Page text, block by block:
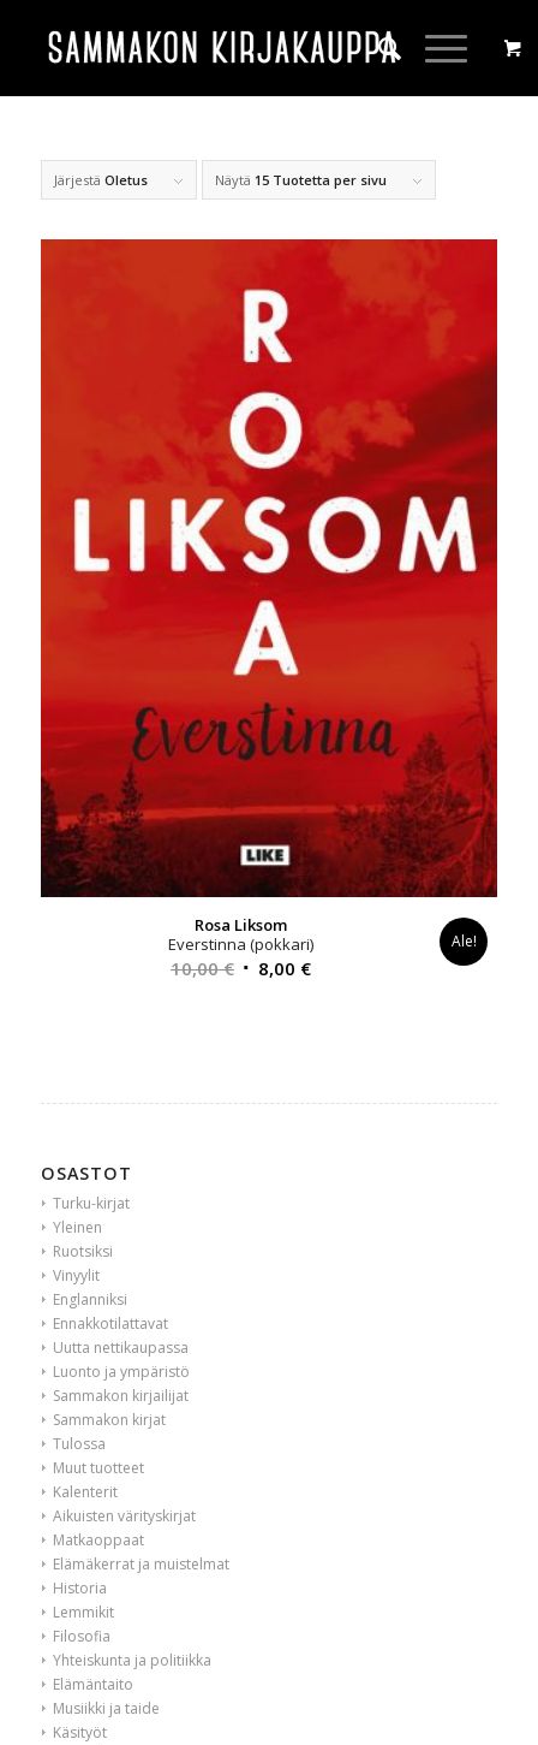
Järjestä Oletus Näytä 15 Tuotetta per sivu
Rosa Liksom
Everstinna (pokkari)
10,00€ Alkuperäinen
8,00 €Nykyinen
Ale!
OSASTOT
Turku-kirjat
Yleinen
Ruotsiksi
Vinyylit
Englanniksi
Ennakkotilattavat
Uutta nettikaupassa
Luonto ja ympäristö
Sammakon kirjailijat
Sammakon kirjat
Tulossa
Muut tuotteet
Kalenterit
Aikuisten värityskirjat
Matkaoppaat
Elämäkerrat ja muistelmat
Historia
Lemmikit
Filosofia
Yhteiskunta ja politiikka
Elämäntaito
Musiikki ja taide
Käsityöt